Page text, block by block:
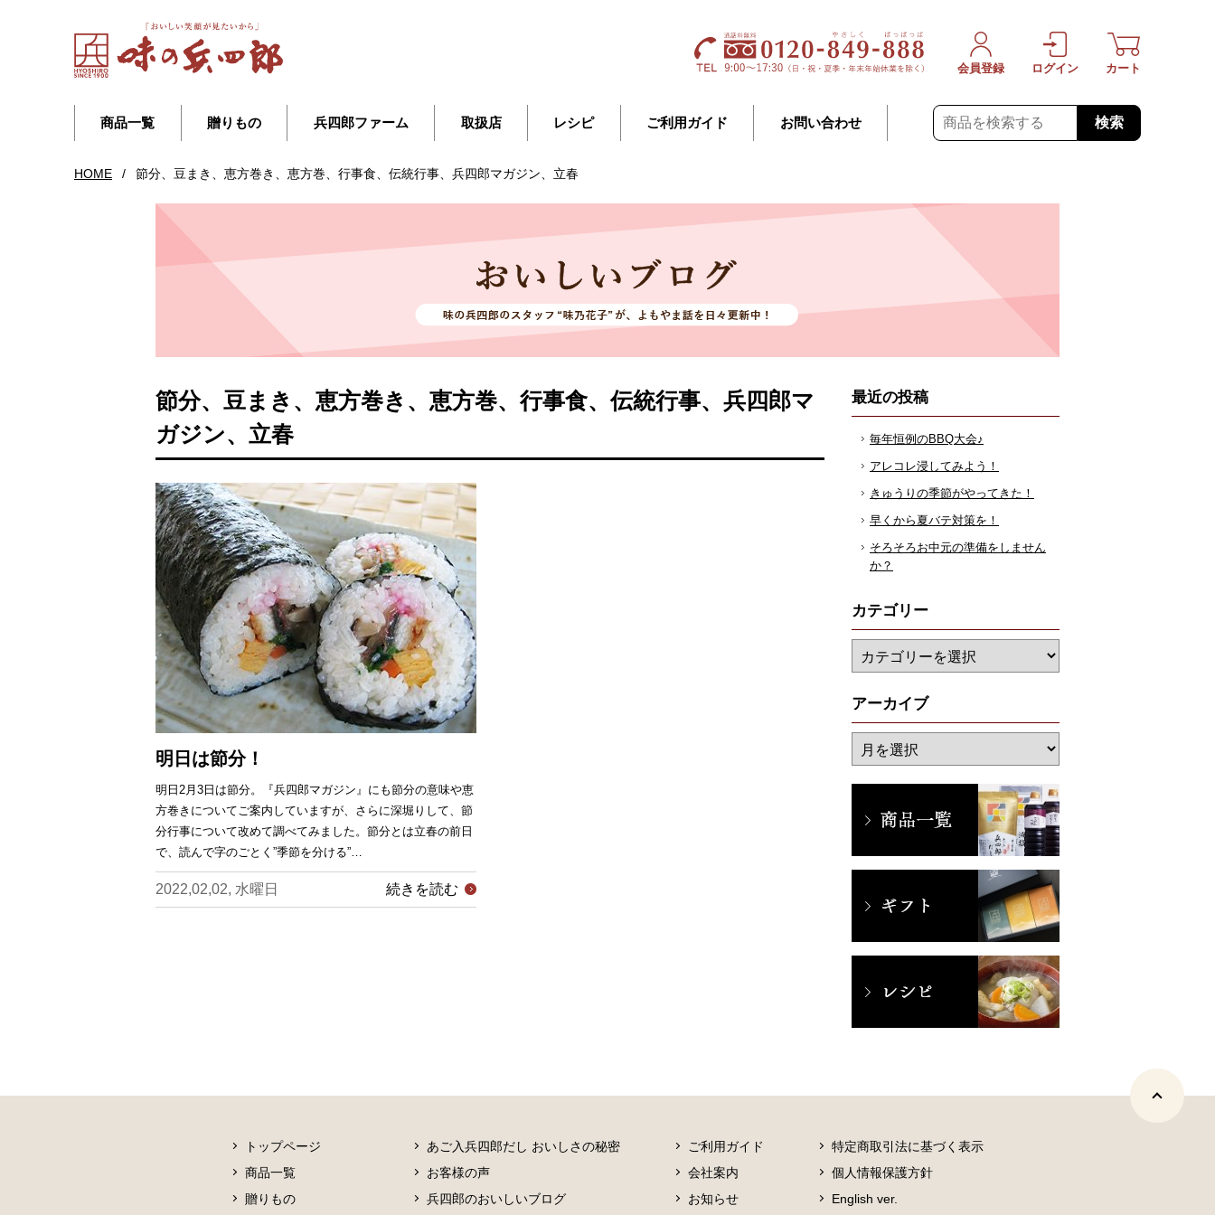
商品一覧 贈りもの 兵四郎ファーム 取扱店 レシピ ご利用ガイド お問い合わせ 検索
会員登録 ログイン カート
HOME / 節分、豆まき、恵方巻き、恵方巻、行事食、伝統行事、兵四郎マガジン、立春
節分、豆まき、恵方巻き、恵方巻、行事食、伝統行事、兵四郎マ
ガジン、立春
明日は節分！
明日2月3日は節分。『兵四郎マガジン』にも節分の意味や恵
方巻きについてご案内していますが、さらに深堀りして、節
分行事について改めて調べてみました。節分とは立春の前日
で、読んで字のごとく”季節を分ける”…
2022,02,02, 水曜日 続きを読む
最近の投稿
毎年恒例のBBQ大会♪
アレコレ浸してみよう！
きゅうりの季節がやってきた！
早くから夏バテ対策を！
そろそろお中元の準備をしません
か？
カテゴリー
アーカイブ
トップページ
商品一覧
贈りもの
あご入兵四郎だし おいしさの秘密
お客様の声
兵四郎のおいしいブログ
ご利用ガイド
会社案内
お知らせ
特定商取引法に基づく表示
個人情報保護方針
English ver.